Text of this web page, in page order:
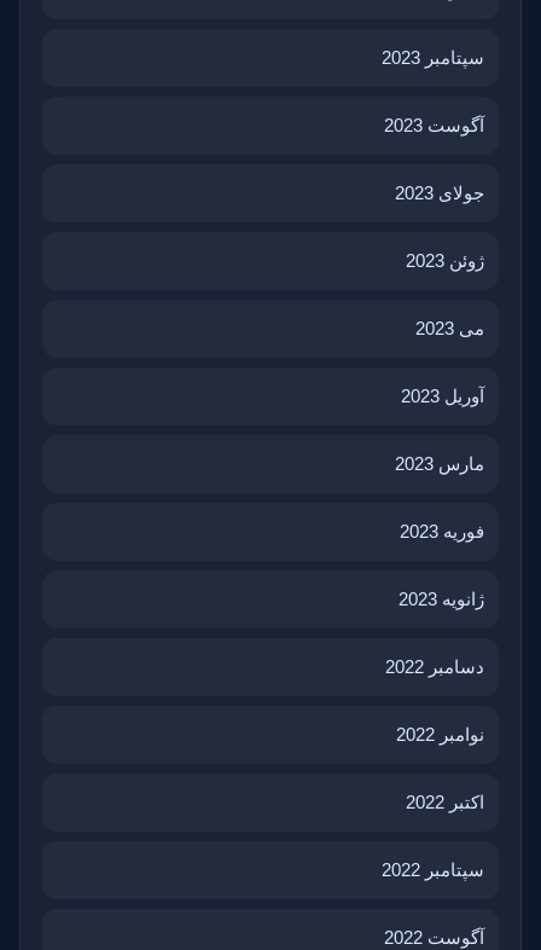
سپتامبر 2023
آگوست 2023
جولای 2023
ژوئن 2023
می 2023
آوریل 2023
مارس 2023
فوریه 2023
ژانویه 2023
دسامبر 2022
نوامبر 2022
اکتبر 2022
سپتامبر 2022
آگوست 2022